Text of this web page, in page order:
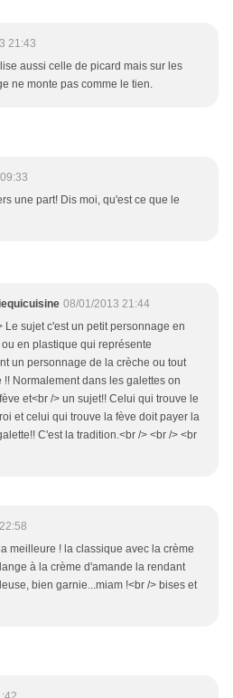
21:43
aussi celle de picard mais sur les
ne monte pas comme le tien.
une part! Dis moi, qu'est ce que le
08/01/2013 21:44
Le sujet c'est un petit personnage en
en plastique qui représente
un personnage de la crèche ou tout
!! Normalement dans les galettes on
et<br /> un sujet!! Celui qui trouve le
et celui qui trouve la fève doit payer la
C'est la tradition.<br /> <br /> <br
meilleure ! la classique avec la crème
à la crème d'amande la rendant
bien garnie...miam !<br /> bises et